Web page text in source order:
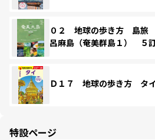
０２ 地球の歩き方 島
呂麻島（奄美群島１） ５
Ｄ１７ 地球の歩き方 タ
特設ページ